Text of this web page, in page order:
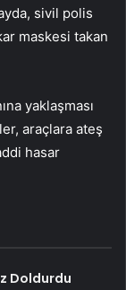
sivil polis
maskesi takan
yaklaşması
araçlara ateş
hasar
Doldurdu